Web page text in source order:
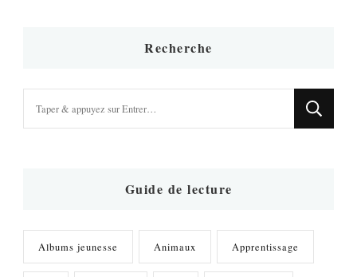
Recherche
Guide de lecture
Albums jeunesse Animaux Apprentissage